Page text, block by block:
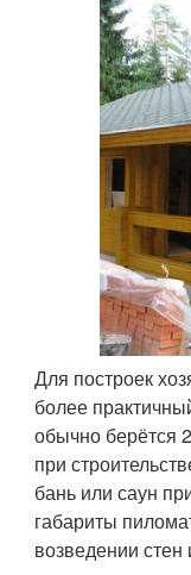
Для построек
более
обычно берётся
при
бань или саун
габариты
возведении